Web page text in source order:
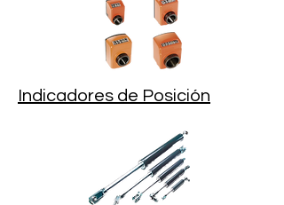
Indicadores de Posición